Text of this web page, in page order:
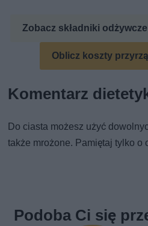
Zobacz składniki odżywcze
Oblicz koszty
Komentarz
Do ciasta możesz użyć
także mrożone. Pamiętaj tylko o
Podoba Ci się